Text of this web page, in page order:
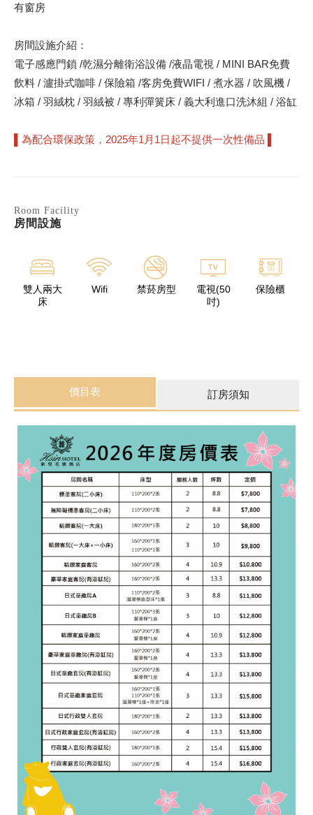
有窗房
房間設施介紹：
電子感應門鎖 /乾濕分離衛浴設備 /液晶電視 / MINI BAR免費
飲料 / 瀘掛式咖啡 / 保險箱 /客房免費WIFI / 煮水器 / 吹風機 /
冰箱 / 羽絨枕 / 羽絨被 / 專利彈簧床 / 義大利進口洗沐組 / 浴缸
▌為配合環保政策，2025年1月1日起不提供一次性備品 ▌
Room Facility
房間設施
雙人兩大
床
Wifi 禁菸房型
電視(50
吋)
保險櫃
價目表 訂房須知